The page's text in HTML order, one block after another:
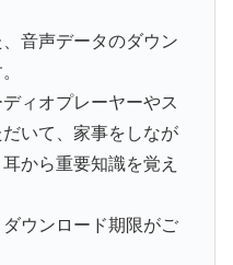
音声データのダウン
ィオプレーヤーやス
いて、家事をしなが
から重要知識を覚え
ウンロード期限がご